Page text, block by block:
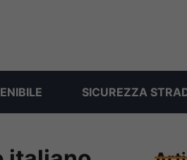
SICUREZZA